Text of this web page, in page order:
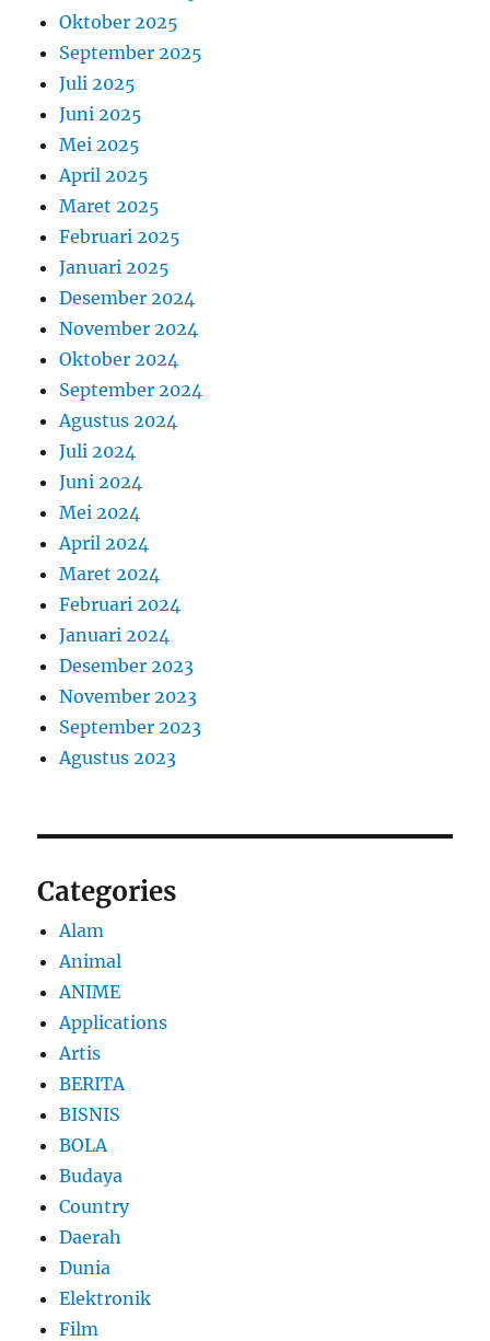
Oktober 2025
September 2025
Juli 2025
Juni 2025
Mei 2025
April 2025
Maret 2025
Februari 2025
Januari 2025
Desember 2024
November 2024
Oktober 2024
September 2024
Agustus 2024
Juli 2024
Juni 2024
Mei 2024
April 2024
Maret 2024
Februari 2024
Januari 2024
Desember 2023
November 2023
September 2023
Agustus 2023
Categories
Alam
Animal
ANIME
Applications
Artis
BERITA
BISNIS
BOLA
Budaya
Country
Daerah
Dunia
Elektronik
Film